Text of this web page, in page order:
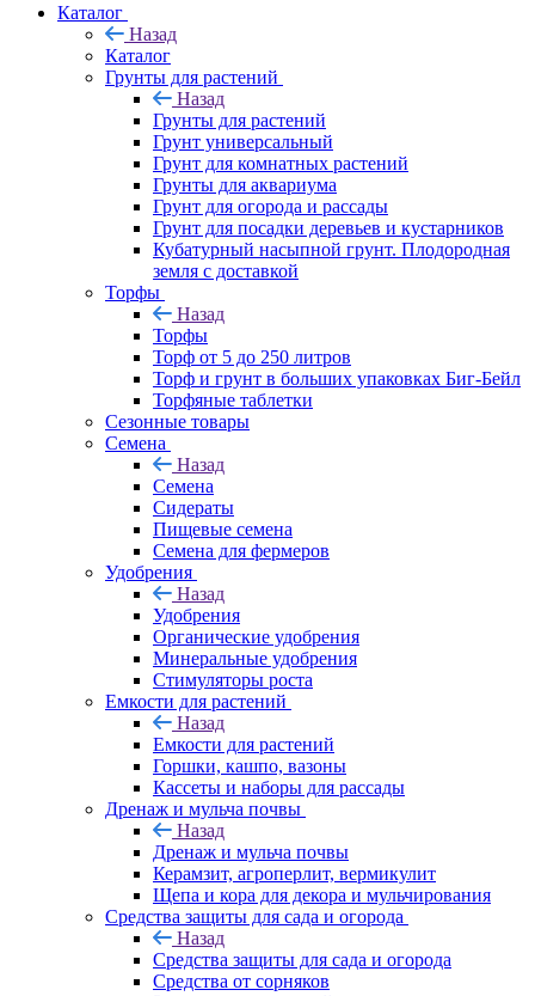
Каталог
Назад
Каталог
Грунты для растений
Назад
Грунты для растений
Грунт универсальный
Грунт для комнатных растений
Грунты для аквариума
Грунт для огорода и рассады
Грунт для посадки деревьев и кустарников
Кубатурный насыпной грунт. Плодородная
земля с доставкой
Торфы
Назад
Торфы
Торф от 5 до 250 литров
Торф и грунт в больших упаковках Биг-Бейл
Торфяные таблетки
Сезонные товары
Семена
Назад
Семена
Сидераты
Пищевые семена
Семена для фермеров
Удобрения
Назад
Удобрения
Органические удобрения
Минеральные удобрения
Стимуляторы роста
Емкости для растений
Назад
Емкости для растений
Горшки, кашпо, вазоны
Кассеты и наборы для рассады
Дренаж и мульча почвы
Назад
Дренаж и мульча почвы
Керамзит, агроперлит, вермикулит
Щепа и кора для декора и мульчирования
Средства защиты для сада и огорода
Назад
Средства защиты для сада и огорода
Средства от сорняков